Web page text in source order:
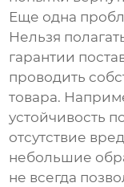
Еще одна
Нельзя
гарантии
проводить
товара.
устойчивость
отсутствие
небольшие
не всегда